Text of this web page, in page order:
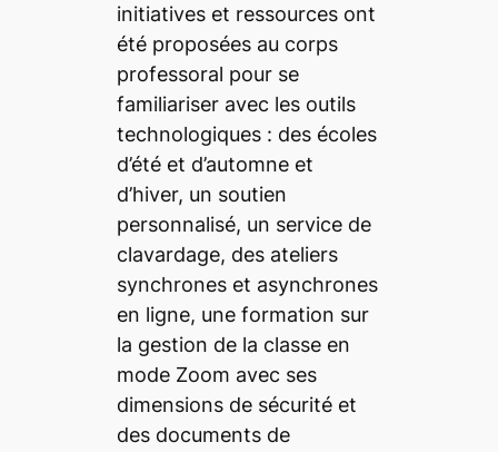
initiatives et ressources ont
été proposées au corps
professoral pour se
familiariser avec les outils
technologiques : des écoles
d’été et d’automne et
d’hiver, un soutien
personnalisé, un service de
clavardage, des ateliers
synchrones et asynchrones
en ligne, une formation sur
la gestion de la classe en
mode Zoom avec ses
dimensions de sécurité et
des documents de